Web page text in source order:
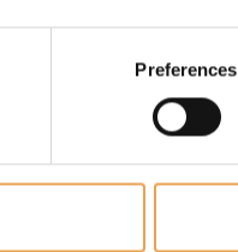
Preferences